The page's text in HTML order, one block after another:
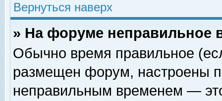
Вернуться наверх
» На форуме неправильное
Обычно время правильное
размещен форум, настроены
неправильным временем —